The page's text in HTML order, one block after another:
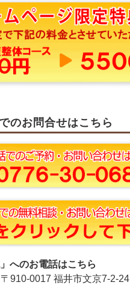
のお問合せはこちら
へのお電話はこちら
〒910-0017 福井市文京7-2-24